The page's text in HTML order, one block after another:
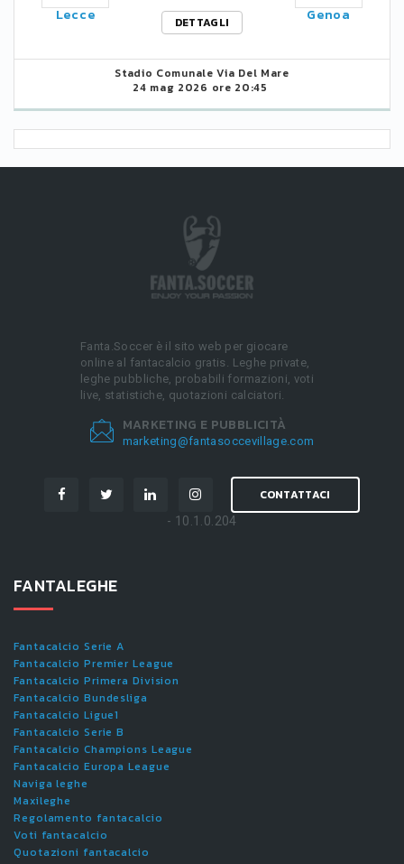
Lecce
DETTAGLI
Genoa
Stadio Comunale Via Del Mare
24 mag 2026 ore 20:45
Fanta.Soccer è il sito web per giocare
online al fantacalcio gratis. Leghe private,
leghe pubbliche, probabili formazioni, voti
live, statistiche, quotazioni calciatori.
MARKETING E PUBBLICITÀ
marketing@fantasoccevillage.com
CONTATTACI
- 10.1.0.204
FANTALEGHE
Fantacalcio Serie A
Fantacalcio Premier League
Fantacalcio Primera Division
Fantacalcio Bundesliga
Fantacalcio Ligue1
Fantacalcio Serie B
Fantacalcio Champions League
Fantacalcio Europa League
Naviga leghe
Maxileghe
Regolamento fantacalcio
Voti fantacalcio
Quotazioni fantacalcio